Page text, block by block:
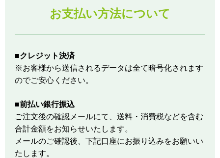
お支払い方法について
■クレジット決済
※お客様から送信されるデータは全て暗号化されます
のでご安心ください。
■前払い銀行振込
ご注文後の確認メールにて、送料・消費税などを含む
合計金額をお知らせいたします。
メールのご確認後、下記口座にお振り込みをお願いい
たします。